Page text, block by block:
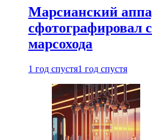
Марсианский
сфотографировал
марсохода
1 год спустя1 год спустя